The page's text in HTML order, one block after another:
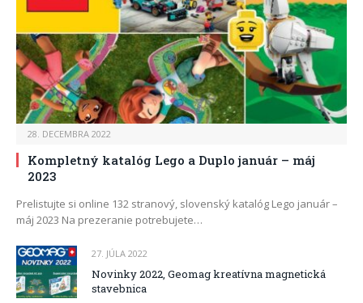
28. DECEMBRA 2022
Kompletný katalóg Lego a Duplo január – máj
2023
Prelistujte si online 132 stranový, slovenský katalóg Lego január –
máj 2023 Na prezeranie potrebujete…
27. JÚLA 2022
Novinky 2022, Geomag kreatívna magnetická
stavebnica